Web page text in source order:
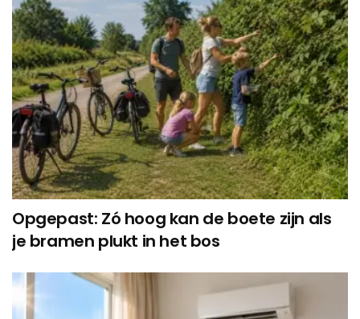
Opgepast: Zó hoog kan de boete zijn als
je bramen plukt in het bos